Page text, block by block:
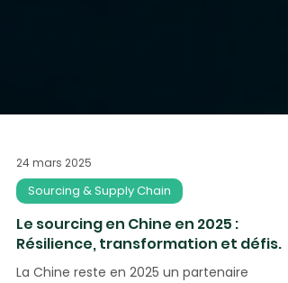
24 mars 2025
Sourcing & Supply Chain